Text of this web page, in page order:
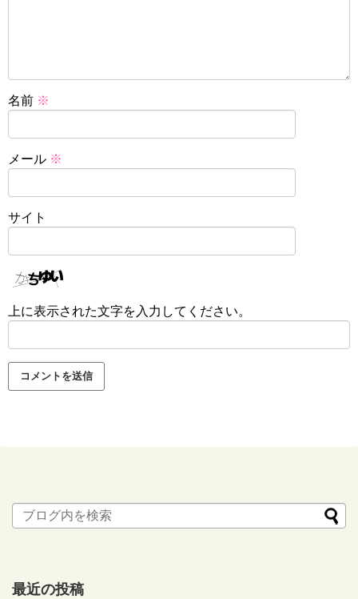
名前 ※
メール ※
サイト
上に表示された文字を入力してください。
最近の投稿